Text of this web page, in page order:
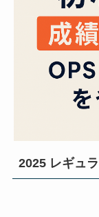
2025 レギュ